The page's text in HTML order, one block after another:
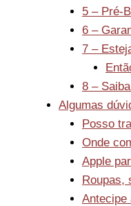
5 – Pré-
6 –
7 –
8 –
Algumas
Posso
Onde
Apple
Roupas,
Antecipe